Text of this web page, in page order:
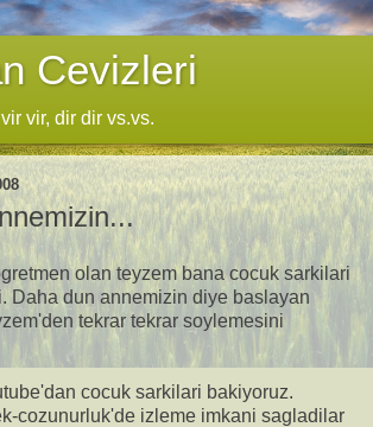
Cevizleri
vir, dir dir vs.vs.
olan teyzem bana cocuk sarkilari
Daha dun annemizin diye baslayan
tekrar tekrar soylemesini
cocuk sarkilari bakiyoruz.
cozunurluk'de izleme imkani sagladilar